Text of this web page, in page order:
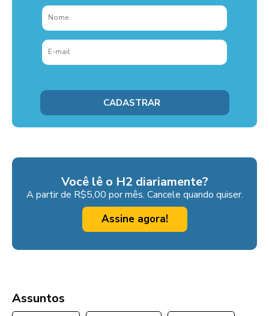
Você lê o H2 diariamente?
A partir de R$5,00 por mês. Cancele quando quiser.
Assine agora!
Assuntos